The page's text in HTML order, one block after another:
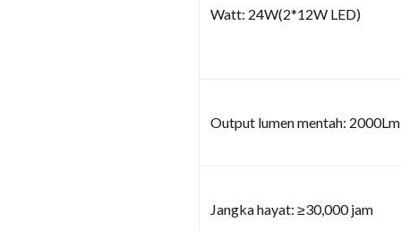
Watt: 24W(2*12W LED)
Output lumen mentah: 2000Lm
Jangka hayat: ≥30,000 jam